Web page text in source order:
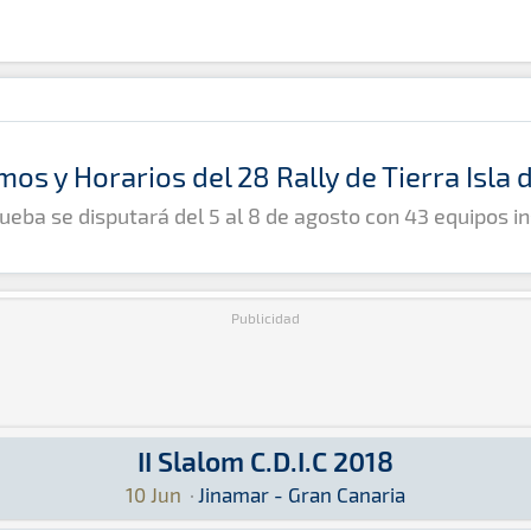
y Horarios del 28 Rally de Tierra Isla
se disputará del 5 al 8 de agosto con 43 equipos
Publicidad
II Slalom C.D.I.C 2018
10 Jun · Jinamar - Gran Canaria
podrás encontrar toda la información que